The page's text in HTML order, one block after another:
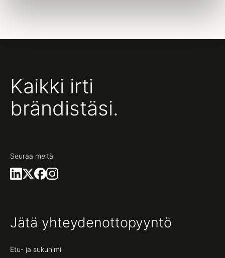
Kaikki irti
brändistäsi.
Seuraa meitä
Jätä yhteydenottopyyntö
Etu- ja sukunimi